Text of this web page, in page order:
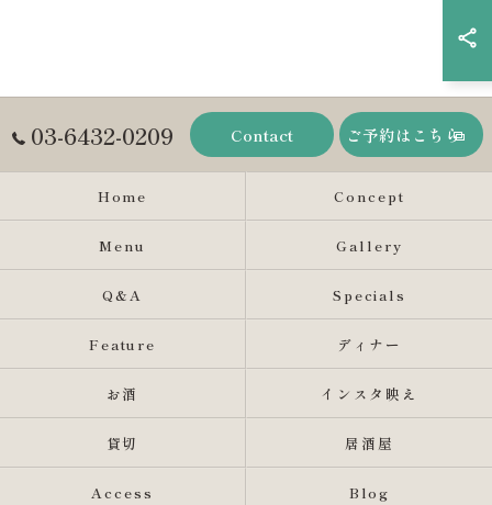
03-6432-0209 Contact ご予約はこちら
Home Concept
Menu Gallery
Q&A Specials
Feature ディナー
お酒 インスタ映え
貸切 居酒屋
Access Blog